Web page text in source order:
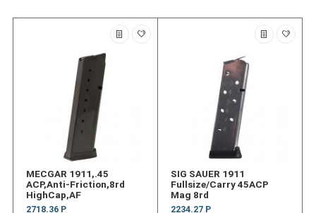
MECGAR 1911,.45
ACP,Anti-Friction,8rd
HighCap,AF
2718.36 Р
SIG SAUER 1911
Fullsize/Carry 45ACP
Mag 8rd
2234.27 Р